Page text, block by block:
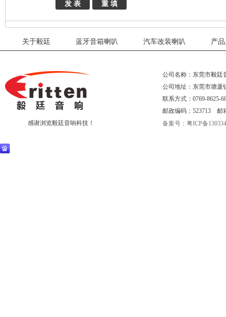
关于毅廷 蓝牙音箱喇叭 汽车改装喇叭 产
感谢浏览毅廷音响科技！
公司名称：东莞市毅廷
公司地址：东莞市塘厦
联系方式：0769-8625-
邮政编码：523713 邮
备案号： 粤ICP备